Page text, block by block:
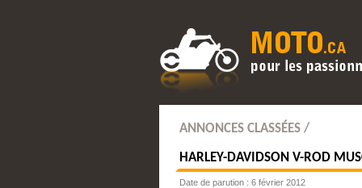
ANNONCES CLASSÉES /
HARLEY-DAVIDSON V-ROD
Date de parution : 6 février 2012